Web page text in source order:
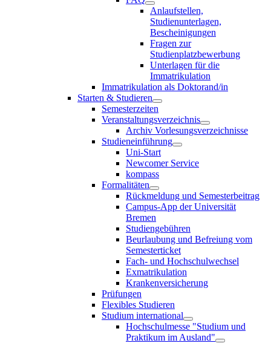
Anlaufstellen,
Studienunterlagen,
Bescheinigungen
Fragen zur
Studienplatzbewerbung
Unterlagen für die
Immatrikulation
Immatrikulation als Doktorand/in
Starten & Studieren
Semesterzeiten
Veranstaltungsverzeichnis
Archiv Vorlesungsverzeichnisse
Studieneinführung
Uni-Start
Newcomer Service
kompass
Formalitäten
Rückmeldung und Semesterbeitrag
Campus-App der Universität
Bremen
Studiengebühren
Beurlaubung und Befreiung vom
Semesterticket
Fach- und Hochschulwechsel
Exmatrikulation
Krankenversicherung
Prüfungen
Flexibles Studieren
Studium international
Hochschulmesse "Studium und
Praktikum im Ausland"